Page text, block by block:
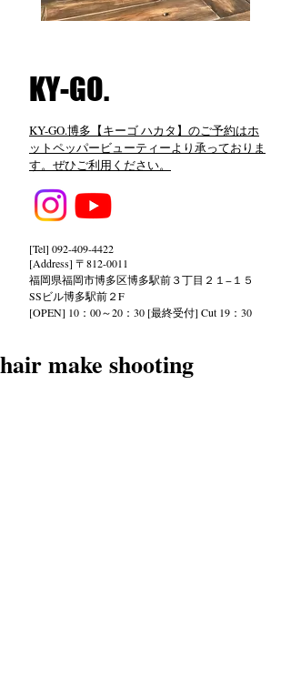
​KY-GO.
KY-GO.博多【キーゴ ハカタ】のご予約はホ
ットペッパービューティーより承っておりま
す。ぜひご利用ください。
[Tel] 092-409-4422
[Address] 〒812-0011
福岡県福岡市博多区博多駅前３丁目２１−１５
SSビル博多駅前２F
[OPEN] 10：00～20：30 [最終受付] Cut 19：30
hair make shooting